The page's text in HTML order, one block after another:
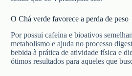
O Chá verde favorece a perda de peso
Por possui cafeína e bioativos
metabolismo e ajuda no processo
bebida à prática de atividade física e
ótimos resultados para aqueles que